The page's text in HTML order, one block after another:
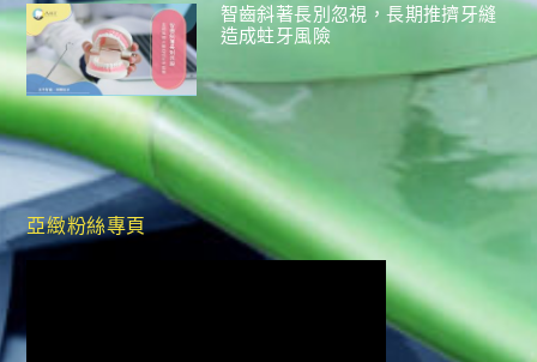
智齒斜著長別忽視，長期推擠牙縫
造成蛀牙風險
亞緻粉絲專頁